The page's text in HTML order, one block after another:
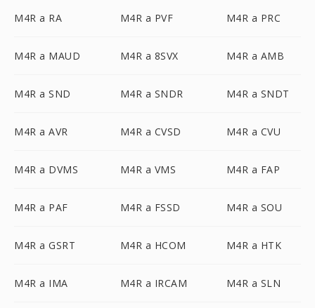
M4R a RA M4R a PVF M4R a PRC
M4R a MAUD M4R a 8SVX M4R a AMB
M4R a SND M4R a SNDR M4R a SNDT
M4R a AVR M4R a CVSD M4R a CVU
M4R a DVMS M4R a VMS M4R a FAP
M4R a PAF M4R a FSSD M4R a SOU
M4R a GSRT M4R a HCOM M4R a HTK
M4R a IMA M4R a IRCAM M4R a SLN